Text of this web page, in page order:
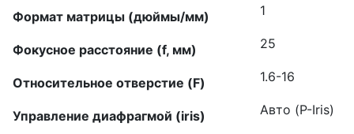
Формат матрицы (дюймы/мм) 1
Фокусное расстояние (f, мм) 25
Относительное отверстие (F) 1.6-16
Управление диафрагмой (iris) Авто (P-Iris)